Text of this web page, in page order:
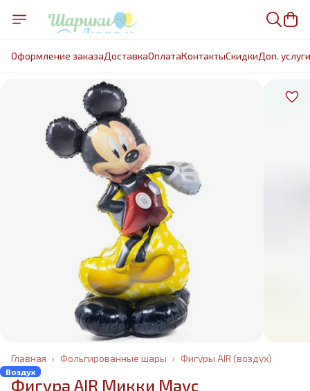
Оформление заказаДоставкаОплатаКонтактыCкидкиДоп. услуги
Фигуры AIR (воздух)
Фольгированные шары ›
Главная ›
Воздух
Фигура AIR Микки Маус